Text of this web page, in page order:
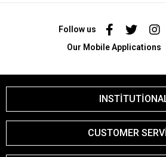
Follow us
Our Mobile Applications
CUSTOMER